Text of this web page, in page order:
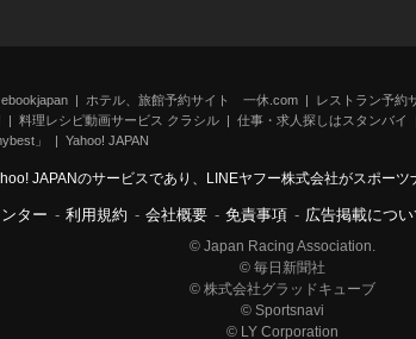
ホテル、旅館予約サイト 一休.com
レストラン予
料理レシピ動画サービス クラシル 仕事・求人探しはスタンバイ
」
Yahoo! JAPAN
JAPANのサービスであり、LINEヤフー株式会社がスポーツ
ター - 利用規約 - 会社概要 - 免責事項 - 広告掲載につい
© Japan Racing Association.
© 毎日新聞社
© 株式会社グラッドキューブ
© Sportsnavi
© LY Corporation